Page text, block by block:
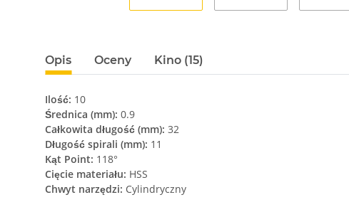
Opis Oceny Kino (15)
Ilość: 10
Średnica (mm): 0.9
Całkowita długość (mm): 32
Długość spirali (mm): 11
Kąt Point: 118°
Cięcie materiału: HSS
Chwyt narzędzi: Cylindryczny